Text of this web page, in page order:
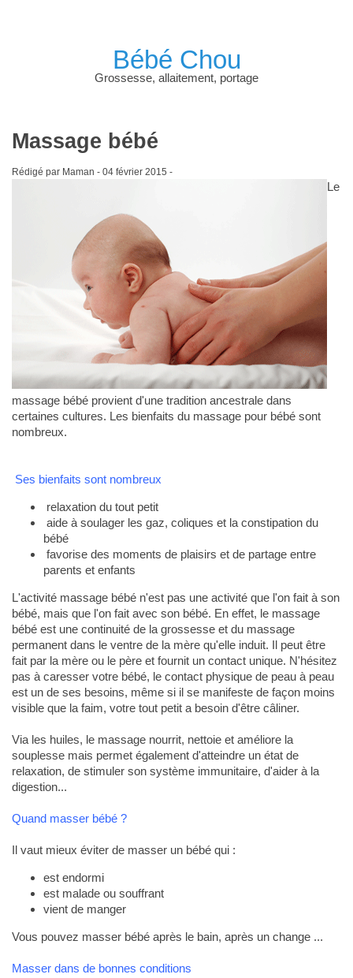
Bébé Chou
Grossesse, allaitement, portage
Massage bébé
Rédigé par Maman - 04 février 2015 -
Le
massage bébé provient d'une tradition ancestrale dans
certaines cultures. Les bienfaits du massage pour bébé sont
nombreux.
Ses bienfaits sont nombreux
relaxation du tout petit
aide à soulager les gaz, coliques et la constipation du
bébé
favorise des moments de plaisirs et de partage entre
parents et enfants
L'activité massage bébé n'est pas une activité que l'on fait à son
bébé, mais que l'on fait avec son bébé. En effet, le massage
bébé est une continuité de la grossesse et du massage
permanent dans le ventre de la mère qu'elle induit. Il peut être
fait par la mère ou le père et fournit un contact unique. N'hésitez
pas à caresser votre bébé, le contact physique de peau à peau
est un de ses besoins, même si il se manifeste de façon moins
visible que la faim, votre tout petit a besoin d'être câliner.
Via les huiles, le massage nourrit, nettoie et améliore la
souplesse mais permet également d'atteindre un état de
relaxation, de stimuler son système immunitaire, d'aider à la
digestion...
Quand masser bébé ?
Il vaut mieux éviter de masser un bébé qui :
est endormi
est malade ou souffrant
vient de manger
Vous pouvez masser bébé après le bain, après un change ...
Masser dans de bonnes conditions